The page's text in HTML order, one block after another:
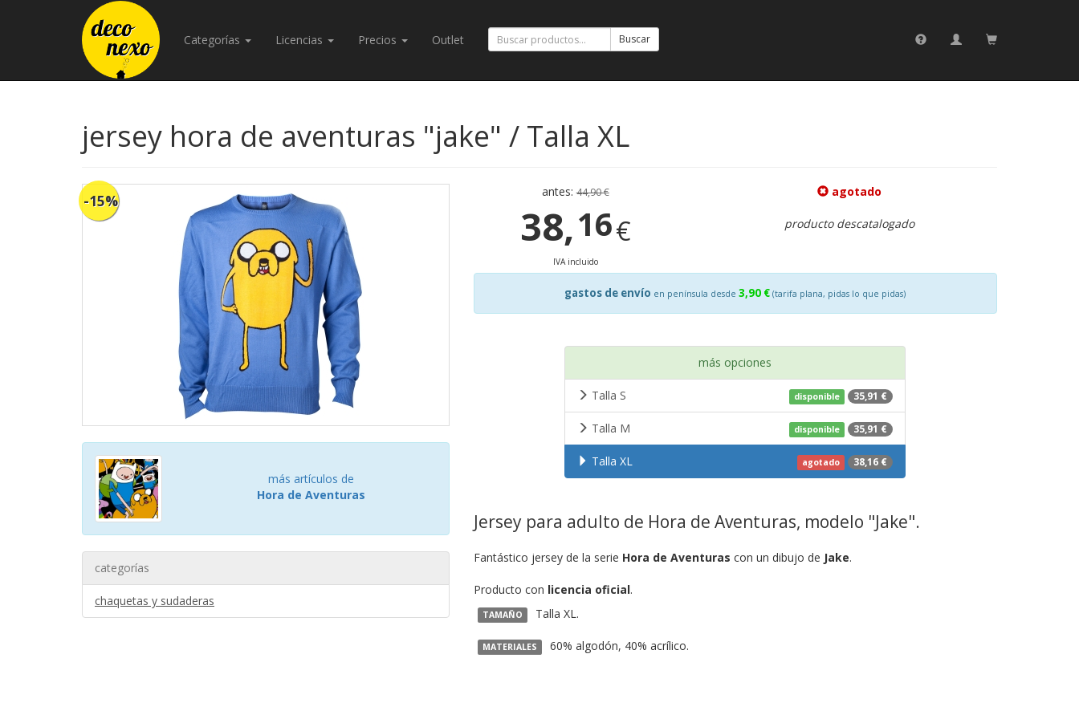
Categorías Licencias Precios Outlet Buscar
jersey hora de aventuras "jake" / Talla XL
-15%
más artículos de
Hora de Aventuras
categorías
chaquetas y sudaderas
antes:44,90 €
38,16€
IVA incluido
agotado
producto descatalogado
gastos de envío en península desde 3,90 € (tarifa plana, pidas lo que pidas)
más opciones
disponible 35,91 €
Talla S
disponible 35,91 €
Talla M
agotado 38,16 €
Talla XL
Jersey para adulto de Hora de Aventuras, modelo "Jake".
Fantástico jersey de la serie Hora de Aventuras con un dibujo de Jake.
Producto con licencia oficial.
TAMAÑO Talla XL.
MATERIALES 60% algodón, 40% acrílico.